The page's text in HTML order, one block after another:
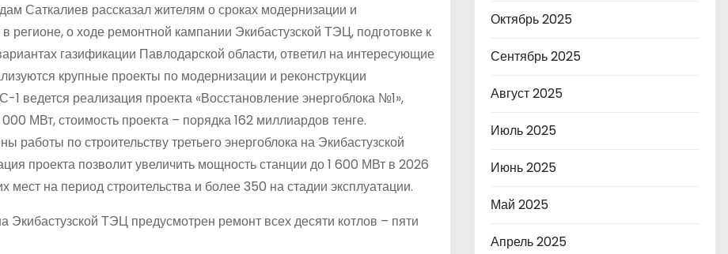
Саткалиев рассказал жителям о сроках модернизации и
регионе, о ходе ремонтной кампании Экибастузской ТЭЦ, подготовке к
газификации Павлодарской области, ответил на интересующие
крупные проекты по модернизации и реконструкции
1 ведется реализация проекта «Восстановление энергоблока №1»,
МВт, стоимость проекта – порядка 162 миллиардов тенге.
по строительству третьего энергоблока на Экибастузской
проекта позволит увеличить мощность станции до 1 600 МВт в 2026
мест на период строительства и более 350 на стадии эксплуатации.
ТЭЦ предусмотрен ремонт всех десяти котлов – пяти
Октябрь 2025
Сентябрь 2025
Август 2025
Июль 2025
Июнь 2025
Май 2025
Апрель 2025